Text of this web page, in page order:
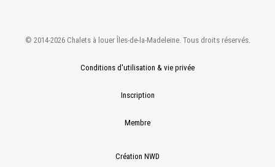
© 2014-2026 Chalets à louer Îles-de-la-Madeleine. Tous droits réservés.
Conditions d'utilisation & vie privée
Inscription
Membre
Création NWD